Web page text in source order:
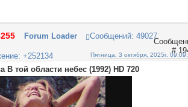
Пятница, 3 октября, 2025г.
Forum Loader Сообщений: 49027
+252134
той области небес (1992) HD 720